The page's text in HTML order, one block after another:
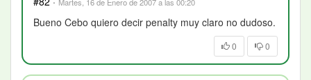
Martes, 16 de Enero de 2007 a las 00:20
Bueno Cebo quiero decir penalty muy claro no dudoso.
0 0